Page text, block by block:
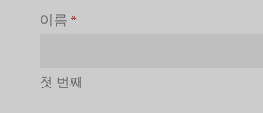
이름 *
첫 번째